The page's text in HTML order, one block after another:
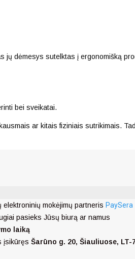
jų dėmesys sutelktas į ergonomišką
bei sveikatai.
ar kitais fiziniais sutrikimais.
mokėjimų partneris PaySera
pasieks Jūsų biurą ar namus
laiką
įsikūręs Šarūno g. 20, Šiauliuose, LT-